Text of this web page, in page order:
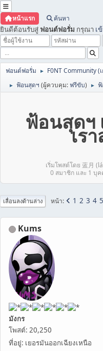
หน้าแรก ค้นหา
ยินดีต้อนรับสู่ ฟอนต์ฟอรั่ม กรุณา เ
ฟอนต์ฟอรั่ม ► F0NT Community (
► ฟ้อนสุดฯ (ผู้ควบคุม:ฟรีขับ) ► ฟ้
ฟ้อนสุดฯ
เร
เริ่มโพสต์โดย 蓝月
0 สมาชิก และ 1 บุ
เลื่อนลงด้านล่าง หน้า 1 2 3 4 5
Kums
มังกร
โพสต์: 20,250
ที่อยู่: เยอรมันออกเฉียงเหนือ